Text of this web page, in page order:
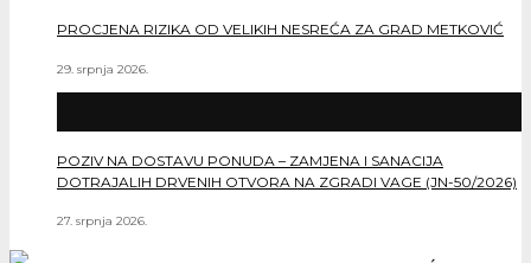
PROCJENA RIZIKA OD VELIKIH NESREĆA ZA GRAD METKOVIĆ
29. srpnja 2026.
POZIV NA DOSTAVU PONUDA – ZAMJENA I SANACIJA
DOTRAJALIH DRVENIH OTVORA NA ZGRADI VAGE (JN-50/2026)
27. srpnja 2026.